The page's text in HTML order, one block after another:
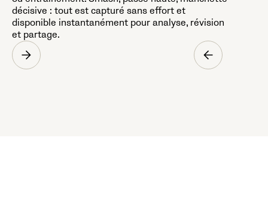
décisive : tout est capturé sans effort et
disponible instantanément pour analyse, révision
et partage.